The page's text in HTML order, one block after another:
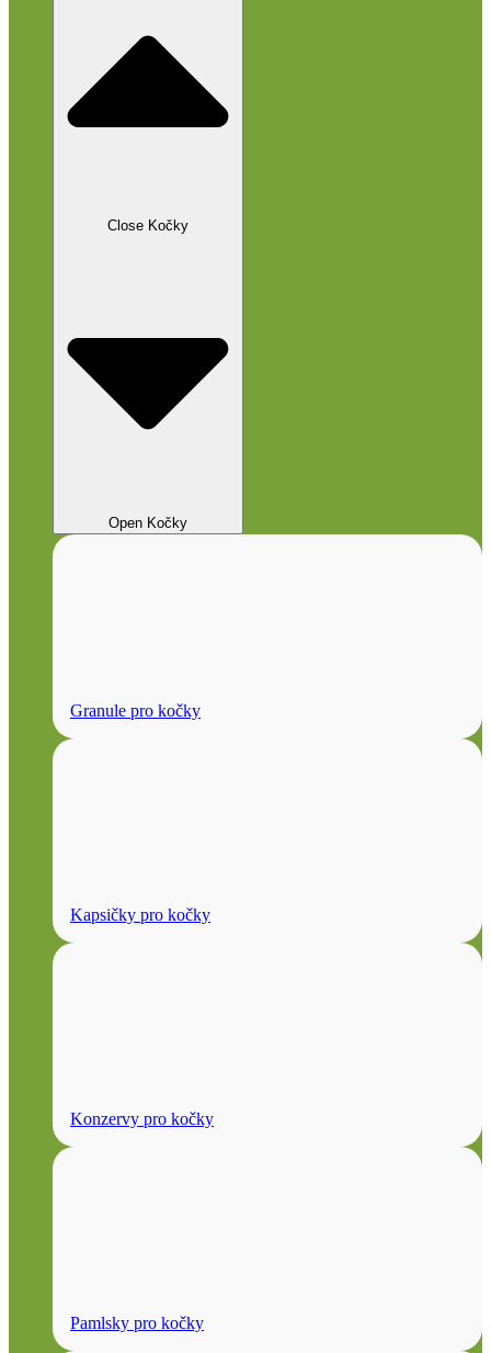
Close Kočky
Open Kočky
Granule pro kočky
Kapsičky pro kočky
Konzervy pro kočky
Pamlsky pro kočky